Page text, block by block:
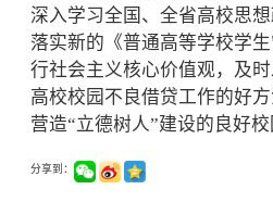
深入学习全国、全省高校思
落实新的《普通高等学校学
行社会主义核心价值观，及
高校校园不良借贷工作的好
营造“立德树人”建设的良好校
分享到：